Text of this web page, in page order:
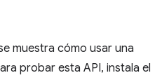
muestra cómo usar una
probar esta API, instala el